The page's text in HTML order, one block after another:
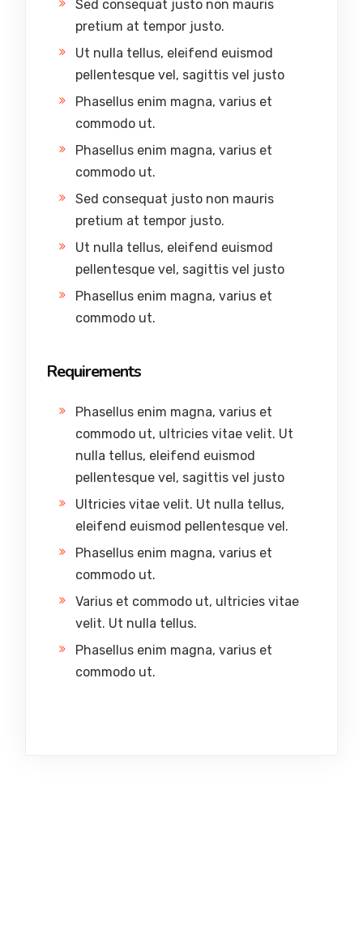
Sed consequat justo non mauris
pretium at tempor justo.
Ut nulla tellus, eleifend euismod
pellentesque vel, sagittis vel justo
Phasellus enim magna, varius et
commodo ut.
Phasellus enim magna, varius et
commodo ut.
Sed consequat justo non mauris
pretium at tempor justo.
Ut nulla tellus, eleifend euismod
pellentesque vel, sagittis vel justo
Phasellus enim magna, varius et
commodo ut.
Requirements
Phasellus enim magna, varius et
commodo ut, ultricies vitae velit. Ut
nulla tellus, eleifend euismod
pellentesque vel, sagittis vel justo
Ultricies vitae velit. Ut nulla tellus,
eleifend euismod pellentesque vel.
Phasellus enim magna, varius et
commodo ut.
Varius et commodo ut, ultricies vitae
velit. Ut nulla tellus.
Phasellus enim magna, varius et
commodo ut.